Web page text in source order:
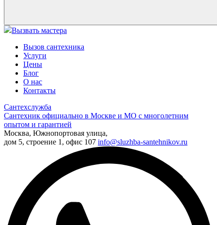
Вызвать мастера
Вызов сантехника
Услуги
Цены
Блог
О нас
Контакты
Сантехслужба
Сантехник официально в Москве и МО с многолетним
опытом и гарантией
Москва, Южнопортовая улица,
дом 5, строение 1, офис 107 info@sluzhba-santehnikov.ru